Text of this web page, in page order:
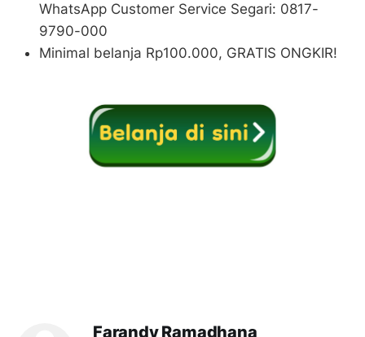
WhatsApp Customer Service Segari: 0817-
9790-000
Minimal belanja Rp100.000, GRATIS ONGKIR!
Farandy Ramadhana